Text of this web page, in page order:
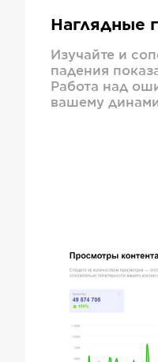
Наглядные
Изучайте и
падения
Работа над
вашему